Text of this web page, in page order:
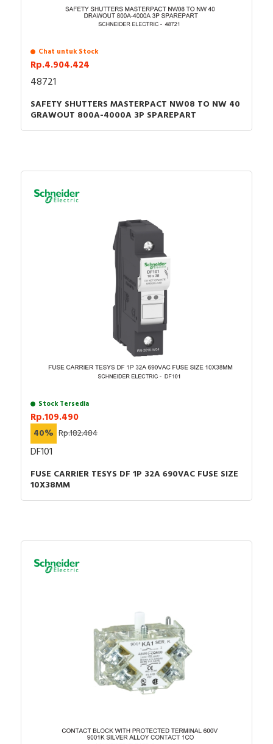
Chat untuk Stock
Rp.4.904.424
48721
SAFETY SHUTTERS MASTERPACT NW08 TO NW 40
GRAWOUT 800A-4000A 3P SPAREPART
Stock Tersedia
Rp.109.490
40% Rp.182.484
DF101
FUSE CARRIER TESYS DF 1P 32A 690VAC FUSE SIZE
10X38MM